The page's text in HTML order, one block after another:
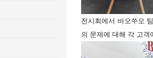
전시회에서 바오쑤오
의 문제에 대해 각 고